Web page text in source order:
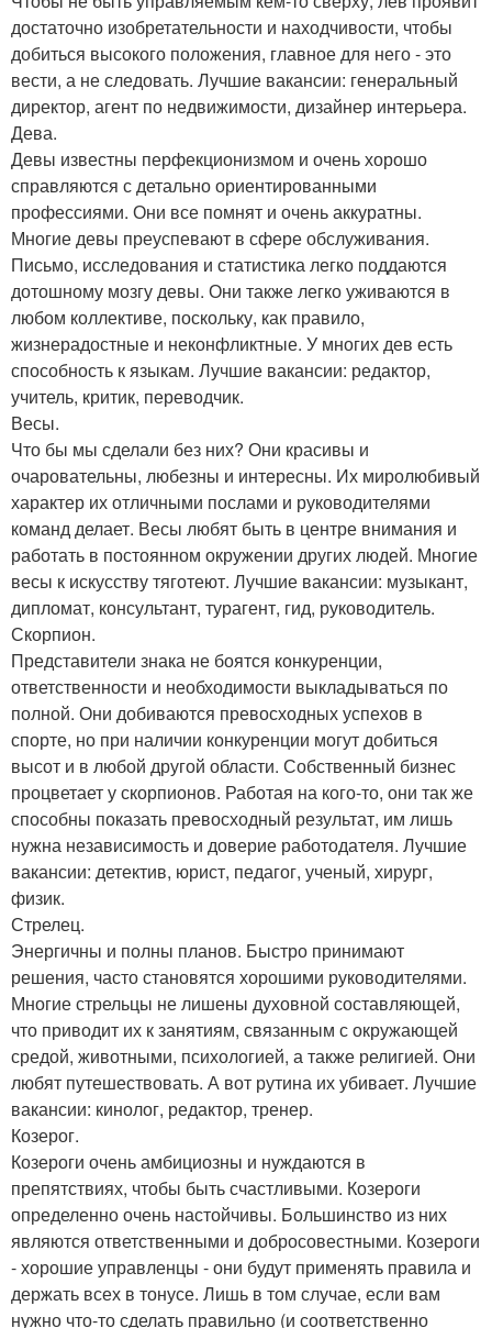
достаточно изобретательности и находчивости, чтобы
добиться высокого положения, главное для него - это
вести, а не следовать. Лучшие вакансии: генеральный
директор, агент по недвижимости, дизайнер интерьера.
Дева.
Девы известны перфекционизмом и очень хорошо
справляются с детально ориентированными
профессиями. Они все помнят и очень аккуратны.
Многие девы преуспевают в сфере обслуживания.
Письмо, исследования и статистика легко поддаются
дотошному мозгу девы. Они также легко уживаются в
любом коллективе, поскольку, как правило,
жизнерадостные и неконфликтные. У многих дев есть
способность к языкам. Лучшие вакансии: редактор,
учитель, критик, переводчик.
Весы.
Что бы мы сделали без них? Они красивы и
очаровательны, любезны и интересны. Их миролюбивый
характер их отличными послами и руководителями
команд делает. Весы любят быть в центре внимания и
работать в постоянном окружении других людей. Многие
весы к искусству тяготеют. Лучшие вакансии: музыкант,
дипломат, консультант, турагент, гид, руководитель.
Скорпион.
Представители знака не боятся конкуренции,
ответственности и необходимости выкладываться по
полной. Они добиваются превосходных успехов в
спорте, но при наличии конкуренции могут добиться
высот и в любой другой области. Собственный бизнес
процветает у скорпионов. Работая на кого-то, они так же
способны показать превосходный результат, им лишь
нужна независимость и доверие работодателя. Лучшие
вакансии: детектив, юрист, педагог, ученый, хирург,
физик.
Стрелец.
Энергичны и полны планов. Быстро принимают
решения, часто становятся хорошими руководителями.
Многие стрельцы не лишены духовной составляющей,
что приводит их к занятиям, связанным с окружающей
средой, животными, психологией, а также религией. Они
любят путешествовать. А вот рутина их убивает. Лучшие
вакансии: кинолог, редактор, тренер.
Козерог.
Козероги очень амбициозны и нуждаются в
препятствиях, чтобы быть счастливыми. Козероги
определенно очень настойчивы. Большинство из них
являются ответственными и добросовестными. Козероги
- хорошие управленцы - они будут применять правила и
держать всех в тонусе. Лишь в том случае, если вам
нужно что-то сделать правильно (и соответственно